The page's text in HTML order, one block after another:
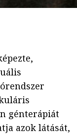
génterápiát
azok látását,